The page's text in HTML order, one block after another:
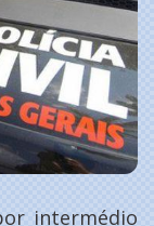
intermédio